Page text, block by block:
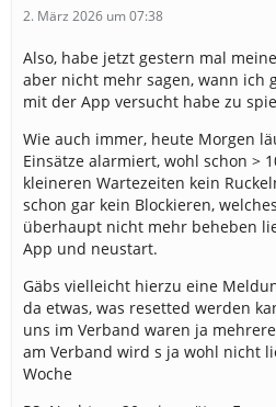
2. März 2026 um 07:38
Also, habe jetzt gestern mal
aber nicht mehr sagen, wann ich
mit der App versucht habe zu
Wie auch immer, heute Morgen
Einsätze alarmiert, wohl schon >
kleineren Wartezeiten kein
schon gar kein Blockieren,
überhaupt nicht mehr beheben
App und neustart.
Gäbs vielleicht hierzu eine
da etwas, was resetted werden
uns im Verband waren ja
am Verband wird s ja wohl nicht
Woche